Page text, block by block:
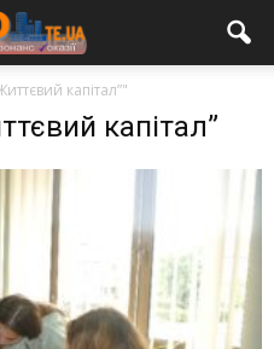
капітал”"
капітал”